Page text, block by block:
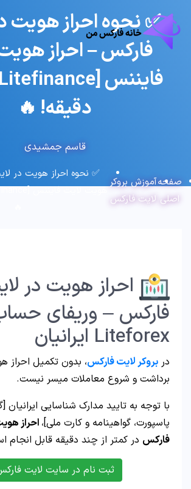
✅ نحوه احراز هویت
فارکس – احراز
دقیقه! 🔥
قاسم جمشیدی
صفحه
اصلی
آموزش بروکر
لایت فارکس
✅ نحوه احراز هویت در
احراز هویت در
فارکس – وریفای
Liteforex ایرانیان
در بروکر لایت فارکس، بدون تکمیل احراز
برداشت و شروع معاملات میسر نیست.
با توجه به تایید مدارک شناسایی ایرانیان
پاسپورت، گواهینامه و کارت ملی]، احراز
فارکس در کمتر از چند دقیقه قابل انجام
ثبت نام در سایت لایت